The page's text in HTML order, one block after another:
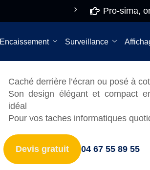
Pro-sima,
Encaissement Surveillance
Caché derrière l’écran ou posé à
Son design élégant et compact
idéal
Pour vos taches informatiques
Devis gratuit 04 67 55 89 55